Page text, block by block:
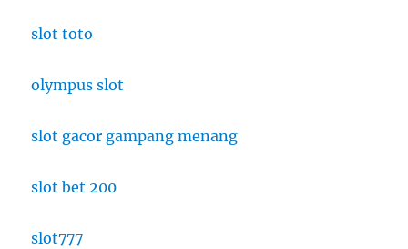
slot toto
olympus slot
slot gacor gampang menang
slot bet 200
slot777